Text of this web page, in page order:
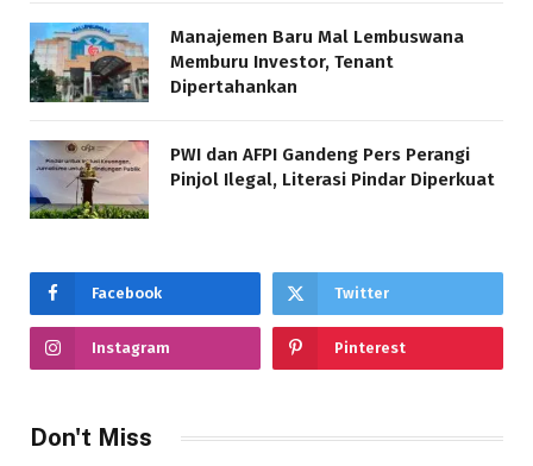
Manajemen Baru Mal Lembuswana
Memburu Investor, Tenant
Dipertahankan
PWI dan AFPI Gandeng Pers Perangi
Pinjol Ilegal, Literasi Pindar Diperkuat
Facebook Twitter
Instagram Pinterest
Don't Miss